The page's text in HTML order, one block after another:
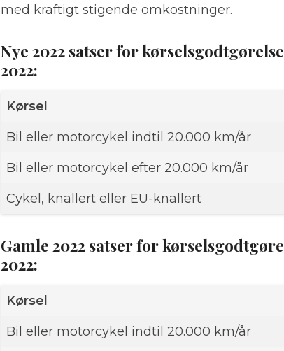
med kraftigt stigende omkostninger.
Nye 2022 satser for
2022:
Kørsel
Bil eller motorcykel indtil 20.000 km/år
Bil eller motorcykel efter 20.000 km/år
Cykel, knallert eller EU-knallert
Gamle 2022 satser for
2022:
Kørsel
Bil eller motorcykel indtil 20.000 km/år